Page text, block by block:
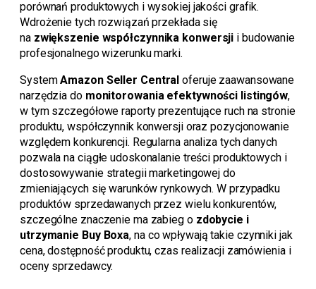
porównań produktowych i wysokiej jakości grafik.
Wdrożenie tych rozwiązań przekłada się
na zwiększenie współczynnika konwersji i budowanie
profesjonalnego wizerunku marki.
SystemAmazon Seller Central oferuje zaawansowane
narzędzia do monitorowania efektywności listingów,
w tym szczegółowe raporty prezentujące ruch na stronie
produktu, współczynnik konwersji oraz pozycjonowanie
względem konkurencji. Regularna analiza tych danych
pozwala na ciągłe udoskonalanie treści produktowych i
dostosowywanie strategii marketingowej do
zmieniających się warunków rynkowych. W przypadku
produktów sprzedawanych przez wielu konkurentów,
szczególne znaczenie ma zabieg o zdobycie i
utrzymanie Buy Boxa, na co wpływają takie czynniki jak
cena, dostępność produktu, czas realizacji zamówienia i
oceny sprzedawcy.